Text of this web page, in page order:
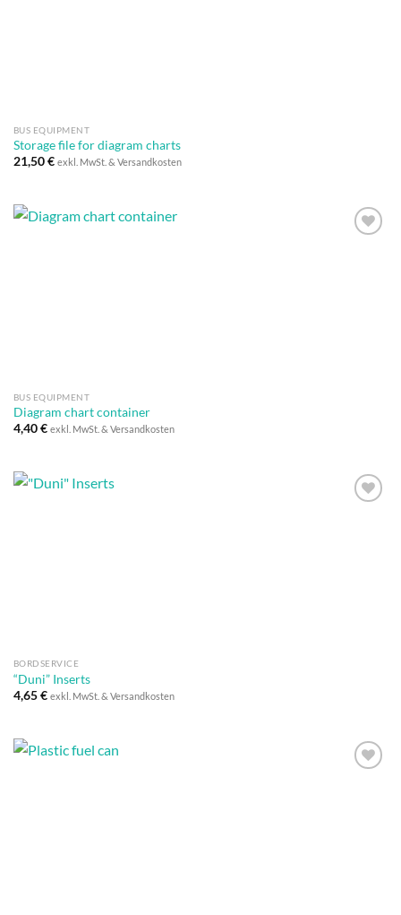
BUS EQUIPMENT
Storage file for diagram charts
21,50€ exkl. MwSt. & Versandkosten
BUS EQUIPMENT
Diagram chart container
4,40€ exkl. MwSt. & Versandkosten
BORDSERVICE
“Duni” Inserts
4,65€ exkl. MwSt. & Versandkosten